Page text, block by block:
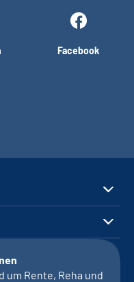
Facebook
Rente, Reha und